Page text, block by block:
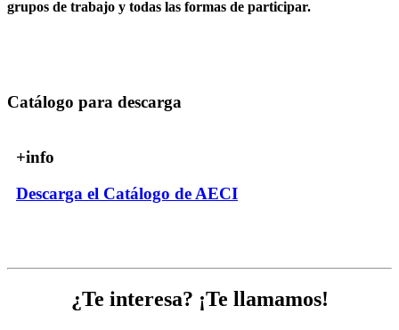
grupos de trabajo y todas las formas de participar.
Catálogo para descarga
+info
Descarga el Catálogo de AECI
¿Te interesa? ¡Te llamamos!